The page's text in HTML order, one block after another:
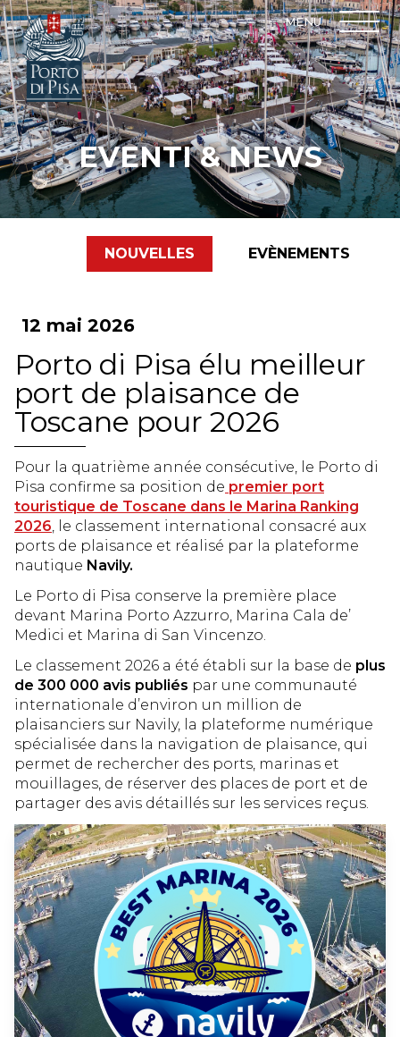
LE PORT
RÈGLEMENTS PRIVACY AREA
SERVICES
SERVICES PORTUAIRES ACCUEIL
UTILITAIRE
OU NOUS SOMMES
METEO WEBCAM
TERRITOIRE
PARC
COTE TOSCANE TERRE DE PISE
EVÈNEMENTS NOUVELLES
GALLERY YACHT CLUB
MENU
EVENTI & NEWS
NOUVELLES EVÈNEMENTS
12 mai 2026
Porto di Pisa élu meilleur
port de plaisance de
Toscane pour 2026
Pour la quatrième année consécutive, le Porto di
Pisa confirme sa position de premier port
touristique de Toscane dans le Marina Ranking
2026, le classement international consacré aux
ports de plaisance et réalisé par la plateforme
nautique Navily.
Le Porto di Pisa conserve la première place
devant Marina Porto Azzurro, Marina Cala de’
Medici et Marina di San Vincenzo.
Le classement 2026 a été établi sur la base de plus
de 300 000 avis publiés par une communauté
internationale d’environ un million de
plaisanciers sur Navily, la plateforme numérique
spécialisée dans la navigation de plaisance, qui
permet de rechercher des ports, marinas et
mouillages, de réserver des places de port et de
partager des avis détaillés sur les services reçus.